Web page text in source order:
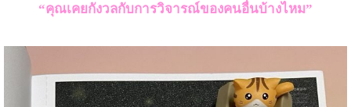
“คุณเคยกังวลกับการวิจารณ์ของคนอื่นบ้างไหม”